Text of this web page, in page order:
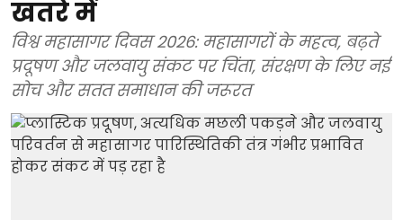
खतरे में
विश्व महासागर दिवस 2026: महासागरों के महत्व, बढ़ते
प्रदूषण और जलवायु संकट पर चिंता, संरक्षण के लिए नई
सोच और सतत समाधान की जरूरत